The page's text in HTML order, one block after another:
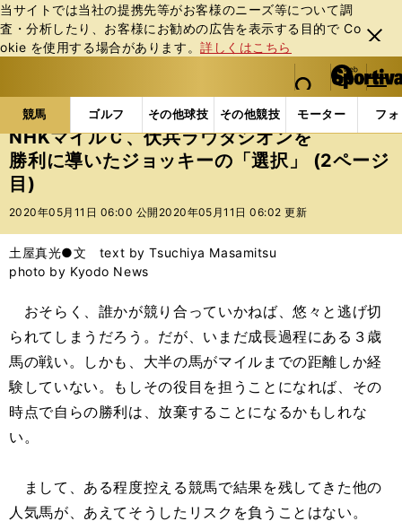
当サイトでは当社の提携先等がお客様のニーズ等について調
査・分析したり、お客様にお勧めの広告を表⽰する⽬的で Co
okie を使⽤する場合があります。詳しくはこちら
閉じ
る
web Sportiva (webスポルティーバ)
検索
マイペ
ー
ジ
メニュ
競馬 ゴルフ その他球技 その他競技 モーター フ
b
ス
ポ
ル
テ
ー
バ
競馬の記事一覧 競馬 NHKマイルＣ、伏兵ラウダシ
NHKマイルＣ、伏兵ラウダシオンを
勝利に導いたジョッキーの「選択」 (2ページ
目)
2020年05月11日 06:00 公開 2020年05月11日 06:02 更新
土屋真光●文 text by Tsuchiya Masamitsu
photo by Kyodo News
おそらく、誰かが競り合っていかねば、悠々と逃げ切
られてしまうだろう。だが、いまだ成長過程にある３歳
馬の戦い。しかも、大半の馬がマイルまでの距離しか経
験していない。もしその役目を担うことになれば、その
時点で自らの勝利は、放棄することになるかもしれな
い。
まして、ある程度控える競馬で結果を残してきた他の
人気馬が、あえてそうしたリスクを負うことはない。